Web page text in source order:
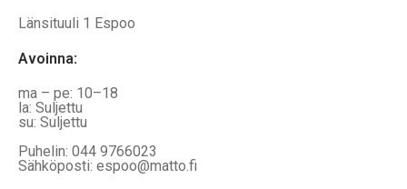
Länsituuli 1 Espoo
Avoinna:
ma – pe: 10–18
la: Suljettu
su: Suljettu
Puhelin: 044 9766023
Sähköposti: espoo@matto.fi